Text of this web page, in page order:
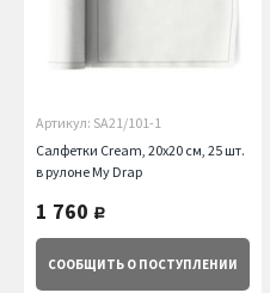
Артикул: SA21/101-1
Салфетки Cream, 20х20 см, 25 шт.
в рулоне My Drap
1 760 руб.
СООБЩИТЬ О ПОСТУПЛЕНИИ